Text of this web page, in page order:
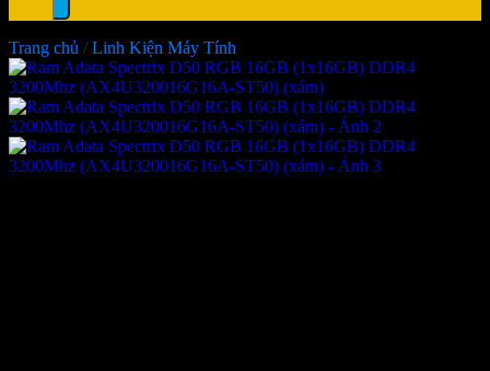
Trang chủ / Linh Kiện Máy Tính